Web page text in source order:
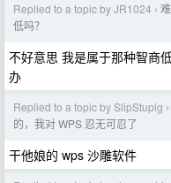
Replied to a topic by JR1024 ›
低吗？
不好意思 我是属于那种智商
办
Replied to a topic by SlipStupig ›
的，我对 WPS 忍无可忍了
干他娘的 wps 沙雕软件